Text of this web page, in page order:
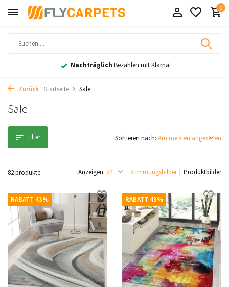
0
30 Tage Rückgaberecht
Zurück Startseite Sale
Sale
Filter
82 produkte Stimmungsbilder Produktbilder
Anzeigen:
Sortieren nach:
RABATT 43% RABATT 43%